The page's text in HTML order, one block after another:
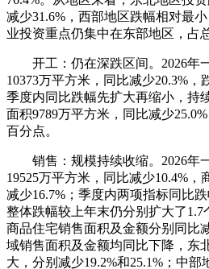
减少31.6%，西部地区跌幅相对最
业投资重点仍集中在东部地区，占
开工：仍在深跌区间。2026年
10373万平方米，同比减少20.3%，
季度内同比跌幅先扩大再缩小，持
面积9789万平方米，同比减少
百分点。
销售：规模持续收缩。2026年
19525万平方米，同比减少10.4%，
减少16.7%；季度内两项指标同比
整体跌幅较上年末仍分别扩大了1.7
商品住宅销售面积及金额分别同比
域销售面积及金额均同比下降，东
大，分别减少19.2%和25.1%；中部